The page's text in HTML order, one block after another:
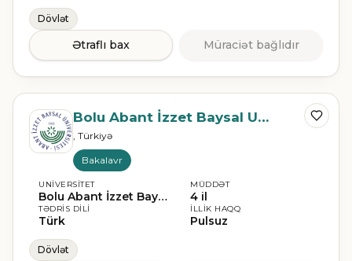
Dövlət
Ətraflı bax Müraciət bağlıdır
Bolu Abant İzzet Baysal Universiteti
, Türkiyə
Bakalavr
UNIVERSITET
Bolu Abant İzzet Baysal Universiteti
TƏDRIS DILI
Türk
MÜDDƏT
4 il
İLLIK HAQQ
Pulsuz
Dövlət